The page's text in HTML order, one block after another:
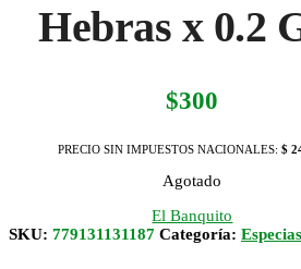
Hebras x 0.2
$300
PRECIO SIN IMPUESTOS NACIONALES: $
Agotado
El Banquito
SKU: 779131131187 Categoría: Especias